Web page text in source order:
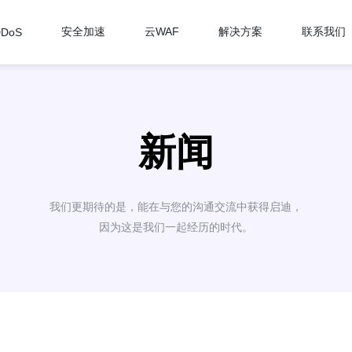
安全加速 云WAF 解决方案 联系我们
新闻
我们更期待的是，能在与您的沟通交流中获得启迪，
因为这是我们一起经历的时代。